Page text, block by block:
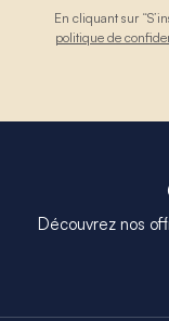
En cliquant sur
politique de
Découvrez nos